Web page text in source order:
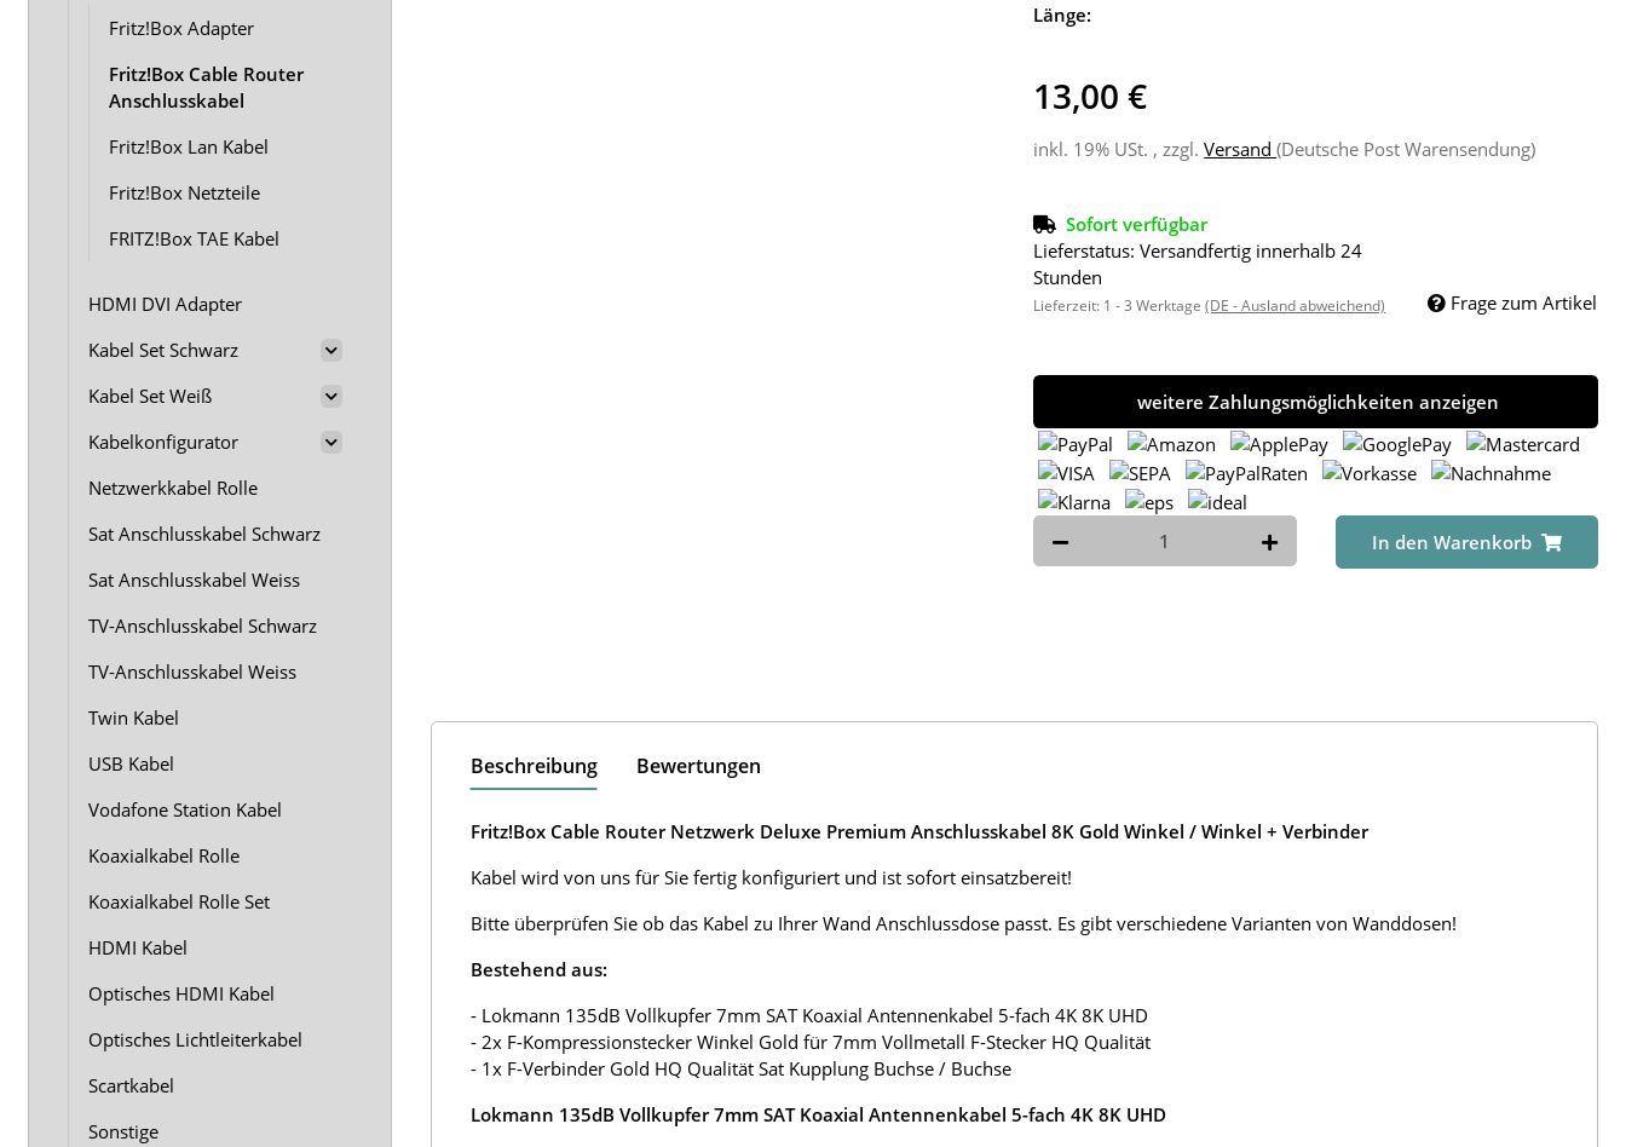
Länge:
13,00 €
inkl. 19% USt. , zzgl.Versand(Deutsche Post Warensendung)
Sofort verfügbar
Lieferstatus: Versandfertig innerhalb 24
Stunden
Lieferzeit: 1 - 3 Werktage(DE - Ausland abweichend) Frage zum Artikel
weitere Zahlungsmöglichkeiten anzeigen
In den Warenkorb
Beschreibung Bewertungen
Fritz!Box Cable Router Netzwerk Deluxe Premium Anschlusskabel 8K Gold Winkel / Winkel + Verbinder
Kabel wird von uns für Sie fertig konfiguriert und ist sofort einsatzbereit!
Bitte überprüfen Sie ob das Kabel zu Ihrer Wand Anschlussdose passt. Es gibt verschiedene Varianten von Wanddosen!
Bestehend aus:
- Lokmann 135dB Vollkupfer 7mm SAT Koaxial Antennenkabel 5-fach 4K 8K UHD
- 2x F-Kompressionstecker Winkel Gold für 7mm Vollmetall F-Stecker HQ Qualität
- 1x F-Verbinder Gold HQ Qualität Sat Kupplung Buchse / Buchse
Lokmann 135dB Vollkupfer 7mm SAT Koaxial Antennenkabel 5-fach 4K 8K UHD
Fritz!Box Adapter
Fritz!Box Cable Router
Anschlusskabel
Fritz!Box Lan Kabel
Fritz!Box Netzteile
FRITZ!Box TAE Kabel
HDMI DVI Adapter
Kabel Set Schwarz
Kabel Set Weiß
Kabelkonfigurator
Netzwerkkabel Rolle
Sat Anschlusskabel Schwarz
Sat Anschlusskabel Weiss
TV-Anschlusskabel Schwarz
TV-Anschlusskabel Weiss
Twin Kabel
USB Kabel
Vodafone Station Kabel
Koaxialkabel Rolle
Koaxialkabel Rolle Set
HDMI Kabel
Optisches HDMI Kabel
Optisches Lichtleiterkabel
Scartkabel
Sonstige